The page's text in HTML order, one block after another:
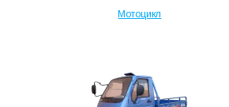
Мотоцикл